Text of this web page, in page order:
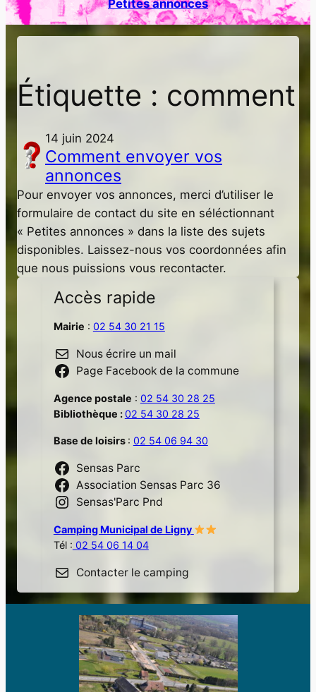
h
e
r
Petites annonces
Étiquette : comment
14 juin 2024
Comment envoyer vos
annonces
Pour envoyer vos annonces, merci d’utiliser le
formulaire de contact du site en séléctionnant
« Petites annonces » dans la liste des sujets
disponibles. Laissez-nous vos coordonnées afin
que nous puissions vous recontacter.
Accès rapide
Mairie : 02 54 30 21 15
Nous écrire un mail
Page Facebook de la commune
Agence postale : 02 54 30 28 25
Bibliothèque :02 54 30 28 25
Base de loisirs : 02 54 06 94 30
Sensas Parc
Association Sensas Parc 36
Sensas'Parc Pnd
Camping Municipal de Ligny
Tél : 02 54 06 14 04
Contacter le camping